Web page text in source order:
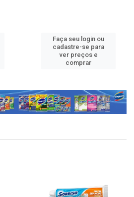
Faça seu login ou
cadastre-se para
ver preços e
comprar